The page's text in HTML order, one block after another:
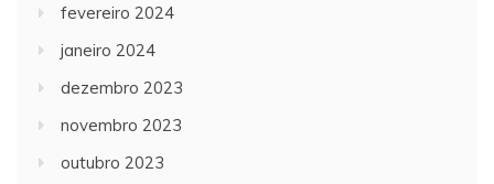
fevereiro 2024
janeiro 2024
dezembro 2023
novembro 2023
outubro 2023